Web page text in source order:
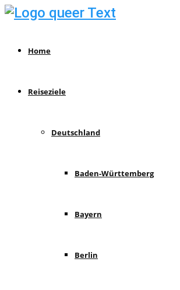
Home
Reiseziele
Deutschland
Baden-Württemberg
Bayern
Berlin